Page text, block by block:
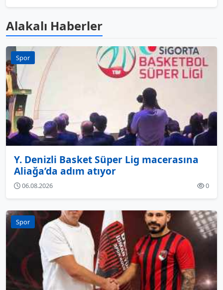
Alakalı Haberler
Spor
Y. Denizli Basket Süper Lig macerasına
Aliağa’da adım atıyor
06.08.2026 0
Spor